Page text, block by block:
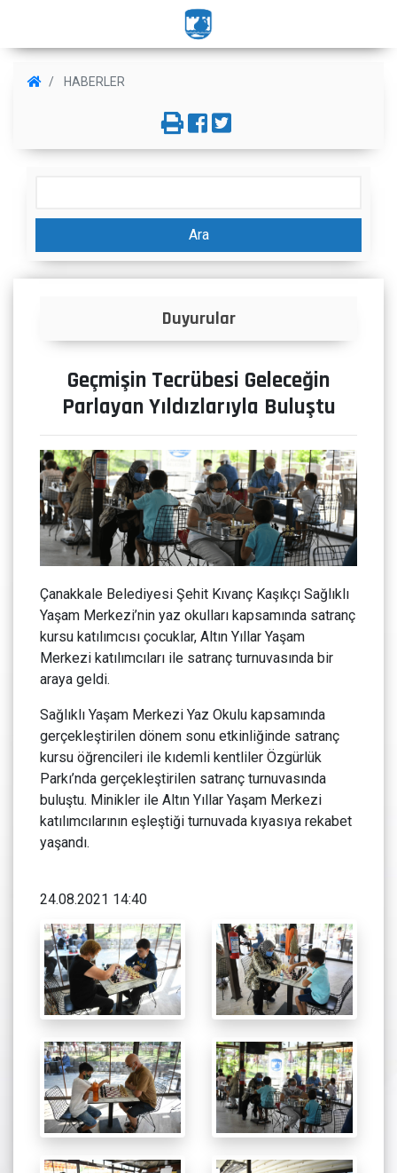
HABERLER
Ara
Geçmişin Tecrübesi Geleceğin
Parlayan Yıldızlarıyla Buluştu
Çanakkale Belediyesi Şehit Kıvanç Kaşıkçı Sağlıklı
Yaşam Merkezi’nin yaz okulları kapsamında satranç
kursu katılımcısı çocuklar, Altın Yıllar Yaşam
Merkezi katılımcıları ile satranç turnuvasında bir
araya geldi.
Sağlıklı Yaşam Merkezi Yaz Okulu kapsamında
gerçekleştirilen dönem sonu etkinliğinde satranç
kursu öğrencileri ile kıdemli kentliler Özgürlük
Parkı’nda gerçekleştirilen satranç turnuvasında
buluştu. Minikler ile Altın Yıllar Yaşam Merkezi
katılımcılarının eşleştiği turnuvada kıyasıya rekabet
yaşandı.
24.08.2021 14:40